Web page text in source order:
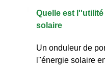
Quelle est
solaire
Un onduleur de
l''énergie solaire